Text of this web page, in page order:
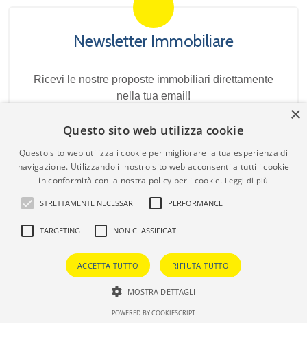
Newsletter Immobiliare
Ricevi le nostre proposte immobiliari direttamente
nella tua email!
Admin|Informativa Privacy|Informativa Cookie
© Copyright 2026 - Agenzia Immobiliare Ciavarella - All
Rights reserved - Part. IVA 14609881009
Chat via WhatsApp
×
Questo sito web utilizza cookie
Questo sito web utilizza i cookie per migliorare la tua esperienza di
navigazione. Utilizzando il nostro sito web acconsenti a tutti i cookie
in conformità con la nostra policy per i cookie. Leggi di più
STRETTAMENTE NECESSARI PERFORMANCE
TARGETING NON CLASSIFICATI
ACCETTA TUTTO RIFIUTA TUTTO
MOSTRA DETTAGLI
POWERED BY COOKIESCRIPT